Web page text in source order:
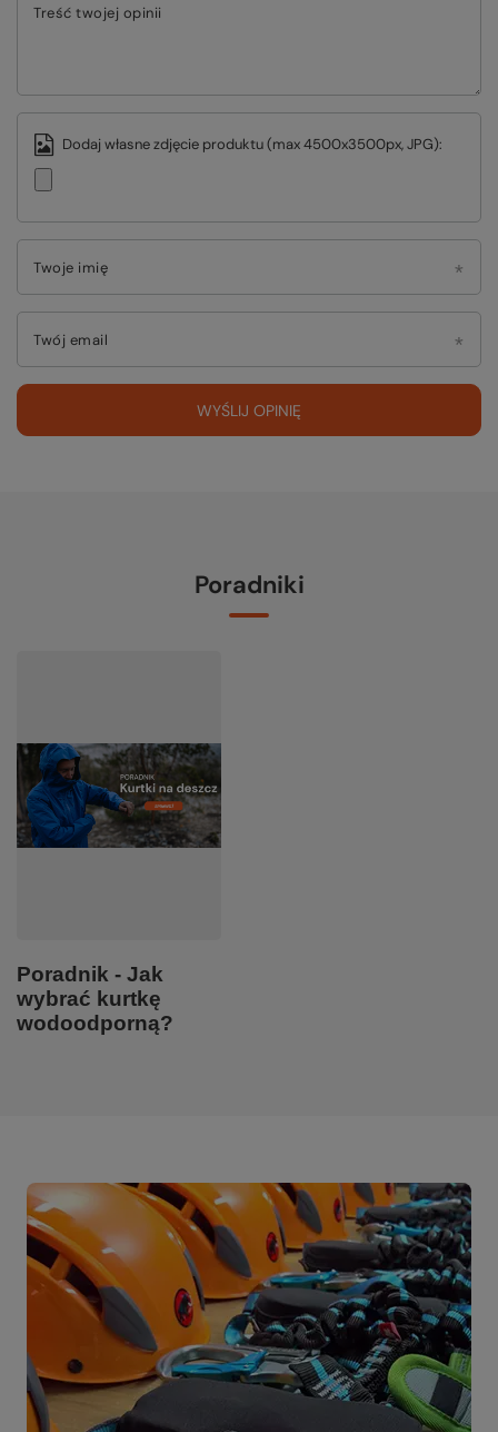
Treść twojej opinii
Dodaj własne zdjęcie produktu (max 4500x3500px, JPG):
Twoje imię
Twój email
WYŚLIJ OPINIĘ
Poradniki
Poradnik - Jak
wybrać kurtkę
wodoodporną?